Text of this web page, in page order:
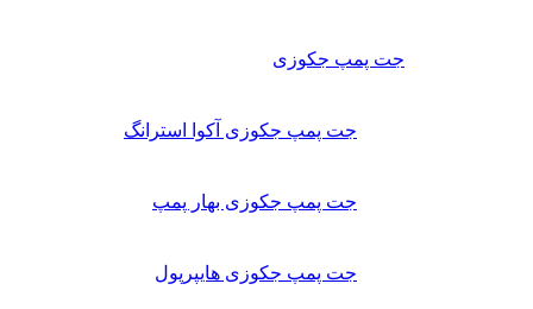
جت پمپ جکوزی
جت پمپ جکوزی آکوا استرانگ
جت پمپ جکوزی بهار پمپ
جت پمپ جکوزی هایپرپول